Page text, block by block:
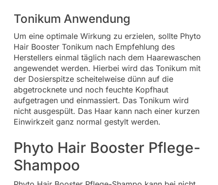
Tonikum Anwendung
Um eine optimale Wirkung zu erzielen, sollte Phyto
Hair Booster Tonikum nach Empfehlung des
Herstellers einmal täglich nach dem Haarewaschen
angewendet werden. Hierbei wird das Tonikum mit
der Dosierspitze scheitelweise dünn auf die
abgetrocknete und noch feuchte Kopfhaut
aufgetragen und einmassiert. Das Tonikum wird
nicht ausgespült. Das Haar kann nach einer kurzen
Einwirkzeit ganz normal gestylt werden.
Phyto Hair Booster Pflege-
Shampoo